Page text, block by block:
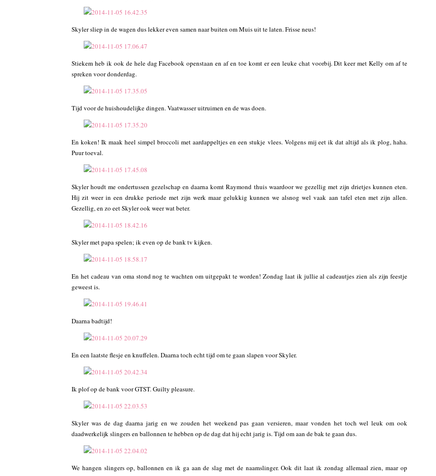
Skyler sliep in de wagen dus lekker even samen naar buiten om Muis uit te laten. Frisse neus!
Stiekem heb ik ook de hele dag Facebook openstaan en af en toe komt er een leuke chat voorbij. Dit keer met Kelly om af te
spreken voor donderdag.
Tijd voor de huishoudelijke dingen. Vaatwasser uitruimen en de was doen.
En koken! Ik maak heel simpel broccoli met aardappeltjes en een stukje vlees. Volgens mij eet ik dat altijd als ik plog, haha.
Puur toeval.
Skyler houdt me ondertussen gezelschap en daarna komt Raymond thuis waardoor we gezellig met zijn drietjes kunnen eten.
Hij zit weer in een drukke periode met zijn werk maar gelukkig kunnen we alsnog wel vaak aan tafel eten met zijn allen.
Gezellig, en zo eet Skyler ook weer wat beter.
Skyler met papa spelen; ik even op de bank tv kijken.
En het cadeau van oma stond nog te wachten om uitgepakt te worden! Zondag laat ik jullie al cadeautjes zien als zijn feestje
geweest is.
Daarna badtijd!
En een laatste flesje en knuffelen. Daarna toch echt tijd om te gaan slapen voor Skyler.
Ik plof op de bank voor GTST. Guilty pleasure.
Skyler was de dag daarna jarig en we zouden het weekend pas gaan versieren, maar vonden het toch wel leuk om ook
daadwerkelijk slingers en ballonnen te hebben op de dag dat hij echt jarig is. Tijd om aan de bak te gaan dus.
We hangen slingers op, ballonnen en ik ga aan de slag met de naamslinger. Ook dit laat ik zondag allemaal zien, maar op